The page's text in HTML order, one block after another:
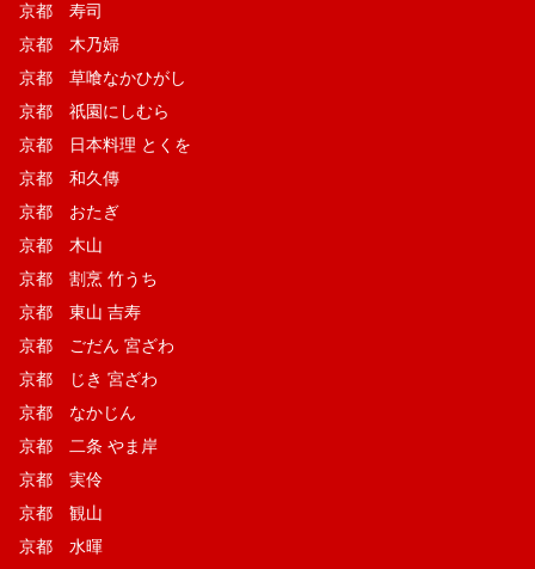
京都 寿司
京都 木乃婦
京都 草喰なかひがし
京都 祇園にしむら
京都 日本料理 とくを
京都 和久傳
京都 おたぎ
京都 木山
京都 割烹 竹うち
京都 東山 吉寿
京都 ごだん 宮ざわ
京都 じき 宮ざわ
京都 なかじん
京都 二条 やま岸
京都 実伶
京都 観山
京都 水暉